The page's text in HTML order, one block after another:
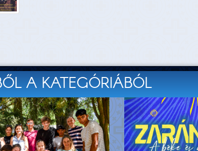
A KATEGÓRIÁBÓL